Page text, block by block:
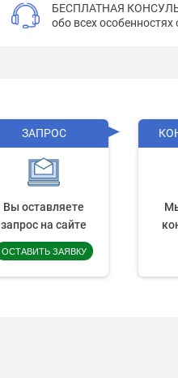
БЕСПЛАТНАЯ
обо всех
ЗАПРОС
Вы оставляете
запрос на сайте
ОСТАВИТЬ ЗАЯВКУ